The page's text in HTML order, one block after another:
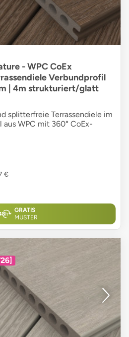
- WPC CoEx
Verbundprofil
| 4m strukturiert/glatt
splitterfreie Terrassendiele im
WPC mit 360° CoEx-
€
GRATIS
MUSTER